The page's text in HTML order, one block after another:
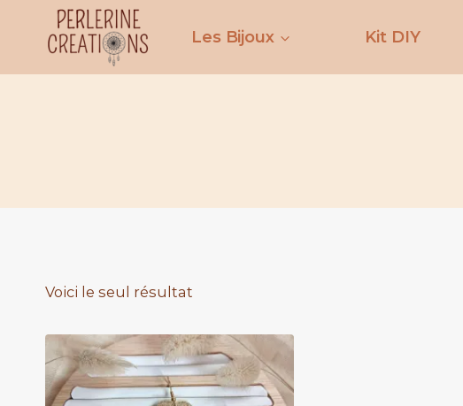
Les Bijoux Kit DIY
Voici le seul résultat